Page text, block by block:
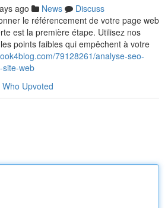
ago News
Discuss
le référencement de votre page web
est la première étape. Utilisez nos
points faibles qui empêchent à votre
79128261/analyse-seo-
site-web
Who Upvoted